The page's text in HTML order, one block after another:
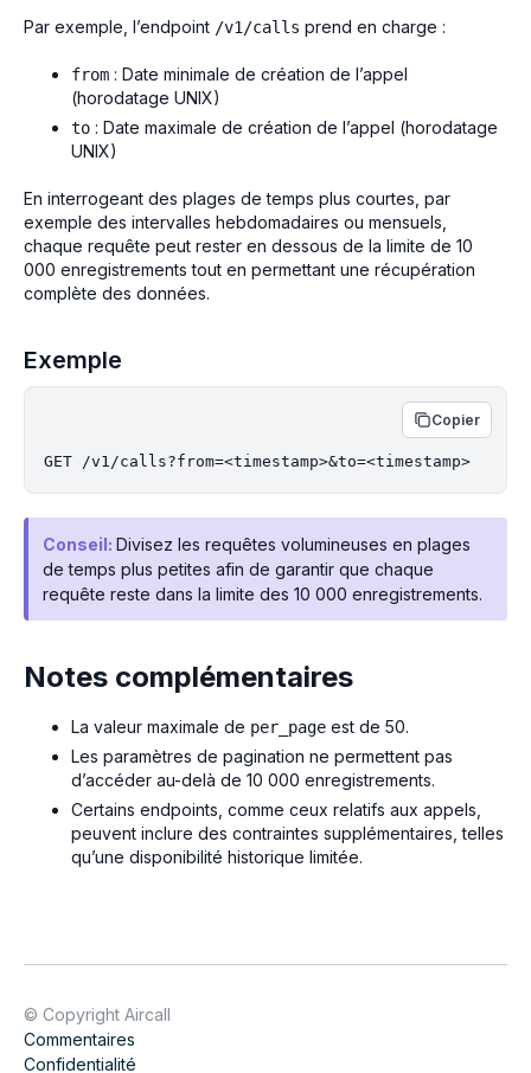
Par exemple, l’endpoint /v1/calls prend en charge :
from : Date minimale de création de l’appel
(horodatage UNIX)
to : Date maximale de création de l’appel (horodatage
UNIX)
En interrogeant des plages de temps plus courtes, par
exemple des intervalles hebdomadaires ou mensuels,
chaque requête peut rester en dessous de la limite de 10
000 enregistrements tout en permettant une récupération
complète des données.
Exemple
Copier
GET /v1/calls?from=<timestamp>&to=<timestamp>
Conseil: Divisez les requêtes volumineuses en plages
de temps plus petites afin de garantir que chaque
requête reste dans la limite des 10 000 enregistrements.
Notes complémentaires
La valeur maximale de per_page est de 50.
Les paramètres de pagination ne permettent pas
d’accéder au-delà de 10 000 enregistrements.
Certains endpoints, comme ceux relatifs aux appels,
peuvent inclure des contraintes supplémentaires, telles
qu’une disponibilité historique limitée.
© Copyright Aircall
Commentaires
Confidentialité